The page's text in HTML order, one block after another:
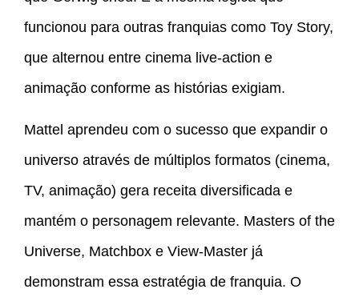
funcionou para outras franquias como Toy Story,
que alternou entre cinema live-action e
animação conforme as histórias exigiam.
Mattel aprendeu com o sucesso que expandir o
universo através de múltiplos formatos (cinema,
TV, animação) gera receita diversificada e
mantém o personagem relevante. Masters of the
Universe, Matchbox e View-Master já
demonstram essa estratégia de franquia. O